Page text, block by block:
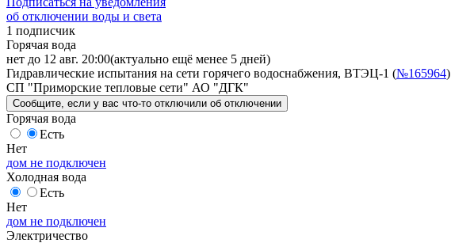
об отключении воды и света
1 подписчик
Горячая вода
нет до 12 авг. 20:00(актуально ещё менее 5 дней)
Гидравлические испытания на сети горячего водоснабжения, ВТЭЦ-1 (№165964)
СП "Приморские тепловые сети" АО "ДГК"
Сообщите , если у вас что-то отключили об отключении
Горячая вода
Есть
Нет
дом не подключен
Холодная вода
Есть
Нет
дом не подключен
Электричество